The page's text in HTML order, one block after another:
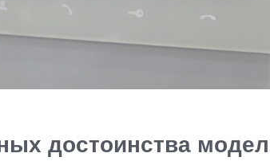
достоинства